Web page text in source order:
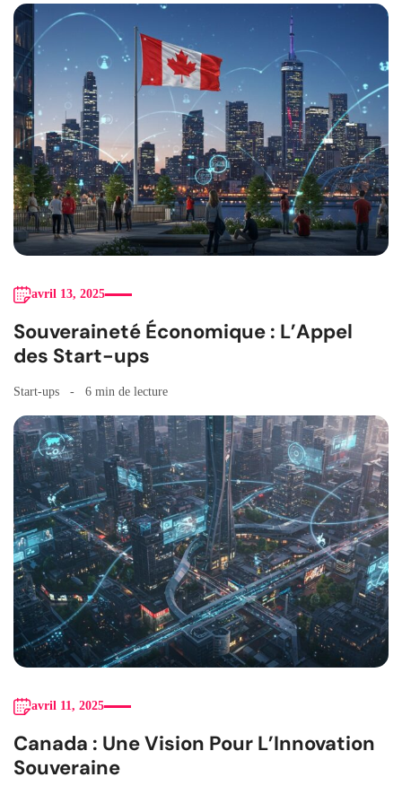
avril 13, 2025
Souveraineté Économique : L’Appel
des Start-ups
Start-ups 6 min de lecture
avril 11, 2025
Canada : Une Vision Pour L’Innovation
Souveraine